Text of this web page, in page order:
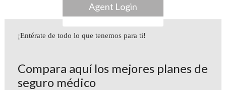
Agent Login
¡Entérate de todo lo que tenemos para ti!
Compara aquí los mejores planes de
seguro médico